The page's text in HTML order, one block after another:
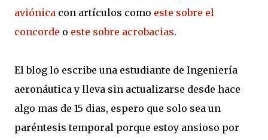
aviónica con artículos como este sobre el
concorde o este sobre acrobacias.
El blog lo escribe una estudiante de Ingeniería
aeronáutica y lleva sin actualizarse desde hace
algo mas de 15 dias, espero que solo sea un
paréntesis temporal porque estoy ansioso por